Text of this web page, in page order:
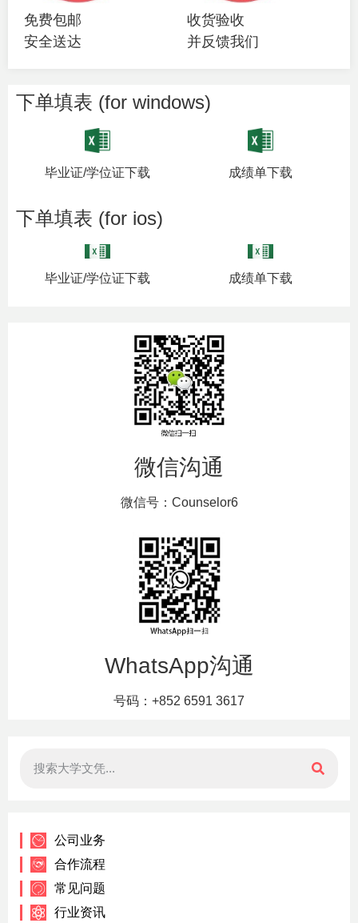
免费包邮
安全送达
收货验收
并反馈我们
下单填表 (for windows)
毕业证/学位证下载 成绩单下载
下单填表 (for ios)
毕业证/学位证下载 成绩单下载
微信沟通
微信号：Counselor6
WhatsApp沟通
号码：+852 6591 3617
公司业务
合作流程
常见问题
行业资讯